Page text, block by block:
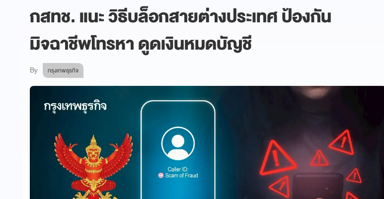
กสทช. แนะ วิธีบล็อกสายต่างประเทศ ป้องกัน
มิจฉาชีพโทรหา ดูดเงินหมดบัญชี
By กรุงเทพธุรกิจ